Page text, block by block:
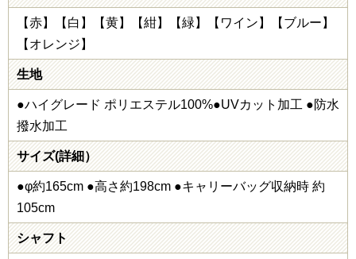
【赤】【白】【黄】【紺】【緑】【ワイン】【ブルー】
【オレンジ】
生地
●ハイグレード ポリエステル100%●UVカット加工 ●防水
撥水加工
サイズ(詳細）
●φ約165cm ●高さ約198cm ●キャリーバッグ収納時 約
105cm
シャフト